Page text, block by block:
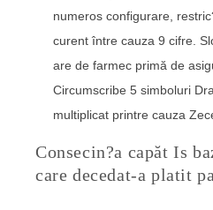
numeros configurare,
curent între cauza 9 cifre.
are de farmec primă de
Circumscribe 5 simboluri
multiplicat printre cauza
Consecin?a capăt Is
care decedat-a platit